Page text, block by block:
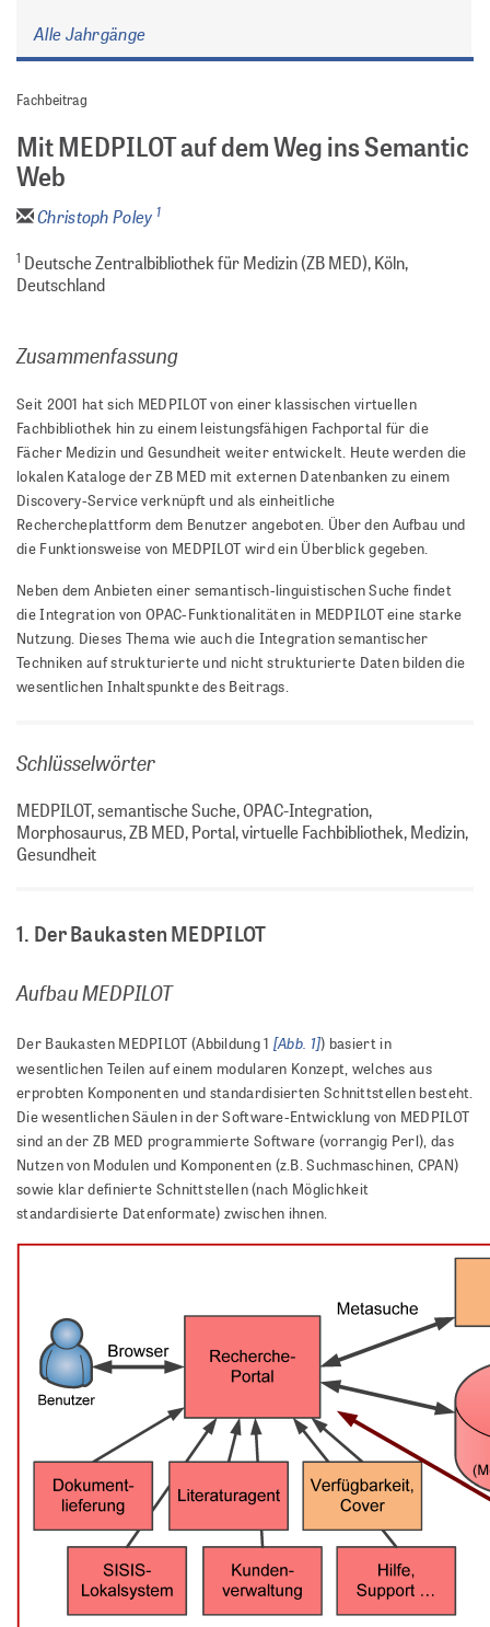
Alle Jahrgänge
Fachbeitrag
Mit MEDPILOT auf dem Weg ins Semantic
Web
Christoph Poley 1
1 Deutsche Zentralbibliothek für Medizin (ZB MED), Köln,
Deutschland
Zusammenfassung
Seit 2001 hat sich MEDPILOT von einer klassischen virtuellen
Fachbibliothek hin zu einem leistungsfähigen Fachportal für die
Fächer Medizin und Gesundheit weiter entwickelt. Heute werden die
lokalen Kataloge der ZB MED mit externen Datenbanken zu einem
Discovery-Service verknüpft und als einheitliche
Rechercheplattform dem Benutzer angeboten. Über den Aufbau und
die Funktionsweise von MEDPILOT wird ein Überblick gegeben.
Neben dem Anbieten einer semantisch-linguistischen Suche findet
die Integration von OPAC-Funktionalitäten in MEDPILOT eine starke
Nutzung. Dieses Thema wie auch die Integration semantischer
Techniken auf strukturierte und nicht strukturierte Daten bilden die
wesentlichen Inhaltspunkte des Beitrags.
Schlüsselwörter
MEDPILOT, semantische Suche, OPAC-Integration,
Morphosaurus, ZB MED, Portal, virtuelle Fachbibliothek, Medizin,
Gesundheit
1. Der Baukasten MEDPILOT
Aufbau MEDPILOT
Der Baukasten MEDPILOT (Abbildung 1 [Abb. 1]) basiert in
wesentlichen Teilen auf einem modularen Konzept, welches aus
erprobten Komponenten und standardisierten Schnittstellen besteht.
Die wesentlichen Säulen in der Software-Entwicklung von MEDPILOT
sind an der ZB MED programmierte Software (vorrangig Perl), das
Nutzen von Modulen und Komponenten (z.B. Suchmaschinen, CPAN)
sowie klar definierte Schnittstellen (nach Möglichkeit
standardisierte Datenformate) zwischen ihnen.